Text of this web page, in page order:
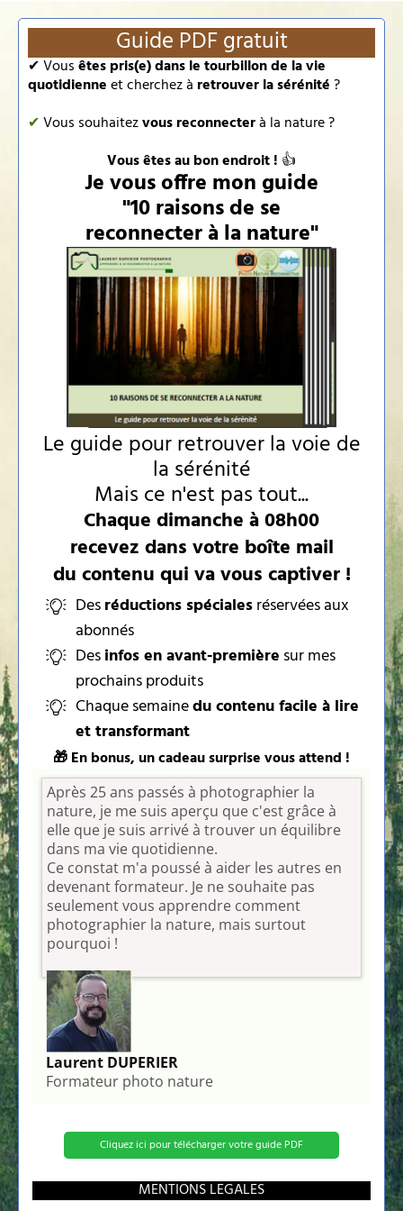
Guide PDF gratuit
✔ Vousêtes pris(e) dans le tourbillon de la vie
quotidienneet cherchez à retrouver la sérénité?
✔Vous souhaitezvous reconnecterà la nature ?
Vous êtes au bon endroit ! 👍
Je vous offre mon guide
"10 raisons de se
reconnecter à la nature"
Le guide pour retrouver la voie de
la sérénité
Mais ce n'est pas tout...
Chaque dimanche à 08h00
recevez dans votre boîte mail
du contenu qui va vous captiver !
Desréductions spécialesréservées aux
abonnés
Desinfos en avant-première sur mes
prochains produits
Chaque semainedu contenu facile à lire
et transformant
🎁 En bonus, un cadeau surprise vous attend !
Après 25 ans passés à photographier la
nature, je me suis aperçu que c'est grâce à
elle que je suis arrivé à trouver un équilibre
dans ma vie quotidienne.
Ce constat m'a poussé à aider les autres en
devenant formateur. Je ne souhaite pas
seulement vous apprendre comment
photographier la nature, mais surtout
pourquoi !
Laurent DUPERIER
Formateur photo nature
Cliquez ici pour télécharger votre guide PDF
MENTIONS LEGALES